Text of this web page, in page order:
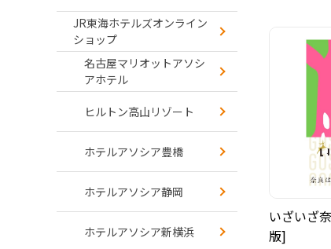
JR東海ホテルズオンライン
ショップ
名古屋マリオットアソシ
アホテル
ヒルトン高山リゾート
ホテルアソシア豊橋
ホテルアソシア静岡
ホテルアソシア新横浜
いざいざ
版]